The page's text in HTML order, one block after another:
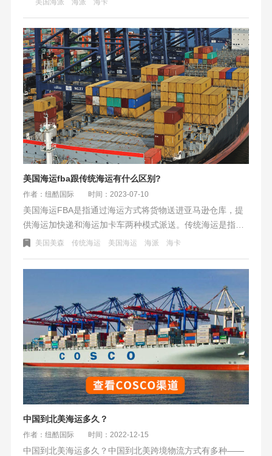
美国海派 海派 海卡
美国海运fba跟传统海运有什么区别?
作者：纽酷国际 时间：2023-07-10
美国海运FBA是指通过海运方式将货物送进亚马逊仓库，提
供海运加快递和海运加卡车两种模式派送。传统海运是指将
货物运输到选定的货代公司仓库，由货代公司将货物海运运
美国美森 传统海运 美国海运 海派 海卡
中国到北美海运多久？
作者：纽酷国际 时间：2022-12-15
中国到北美海运多久？中国到北美跨境物流方式有多种——